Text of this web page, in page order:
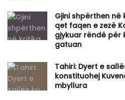
Gjini shpërthen në
qet faqen e zezë
gjykuar rëndë për
gatuan
Tahiri: Dyert e
konstituohej
mbyllura